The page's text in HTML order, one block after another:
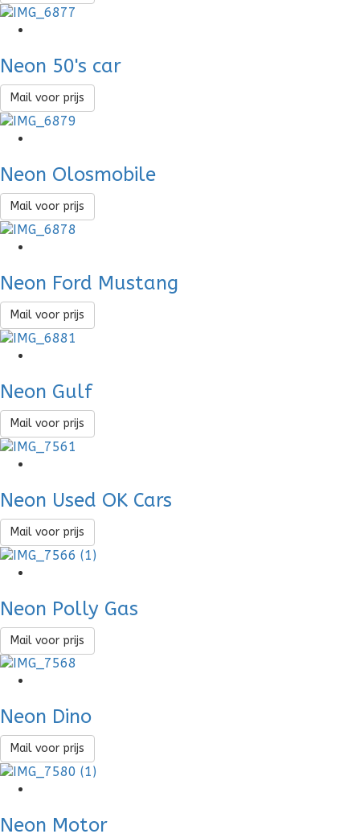
Neon 50's car
Mail voor prijs
Neon Olosmobile
Mail voor prijs
Neon Ford Mustang
Mail voor prijs
Neon Gulf
Mail voor prijs
Neon Used OK Cars
Mail voor prijs
Neon Polly Gas
Mail voor prijs
Neon Dino
Mail voor prijs
Neon Motor